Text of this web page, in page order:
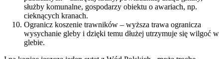
służby komunalne, gospodarzy obiektu o awariach, np.
cieknących kranach.
Ogranicz koszenie trawników – wyższa trawa ogranicza
wysychanie gleby i dzięki temu dłużej utrzymuje się wilgoć w
glebie.